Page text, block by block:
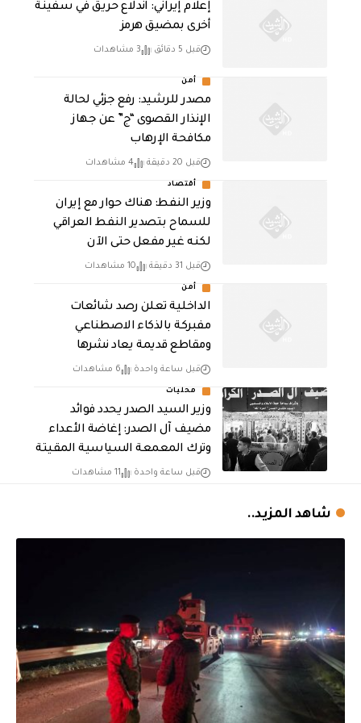
إعلام إيراني: اندلاع حريق في سفينة
أخرى بمضيق هرمز
قبل 5 دقائق 3 مشاهدات
أمن
مصدر للرشيد: رفع جزئي لحالة
الإنذار القصوى “ج” عن جهاز
مكافحة الإرهاب
قبل 20 دقيقة 4 مشاهدات
أقتصاد
وزير النفط: هناك حوار مع إيران
للسماح بتصدير النفط العراقي
لكنه غير مفعل حتى الآن
قبل 31 دقيقة 10 مشاهدات
أمن
الداخلية تعلن رصد شائعات
مفبركة بالذكاء الاصطناعي
ومقاطع قديمة يعاد نشرها
قبل ساعة واحدة 6 مشاهدات
محليات
وزير السيد الصدر يحدد فوائد
مضيف آل الصدر: إغاضة الأعداء
وترك المعمعة السياسية المقيتة
قبل ساعة واحدة 11 مشاهدات
شاهد المزيد..